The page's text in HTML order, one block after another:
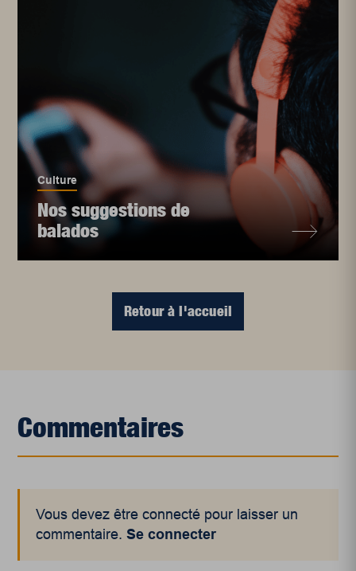
Culture
Nos suggestions de
balados
Retour à l'accueil
Commentaires
Vous devez être connecté pour laisser un
commentaire.Se connecter